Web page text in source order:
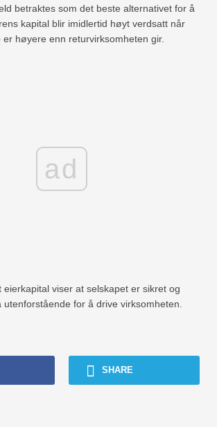
betraktes som det beste alternativet for å
kapital blir imidlertid høyt verdsatt når
er høyere enn returvirksomheten gir.
ad
eierkapital viser at selskapet er sikret og
utenforstående for å drive virksomheten.
SHARE